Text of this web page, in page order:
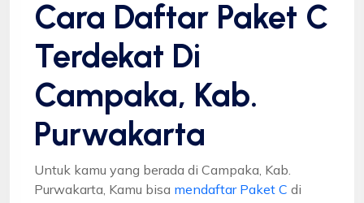
Cara Daftar Paket C
Terdekat Di
Campaka, Kab.
Purwakarta
Untuk kamu yang berada di Campaka, Kab.
Purwakarta, Kamu bisa mendaftar Paket C di